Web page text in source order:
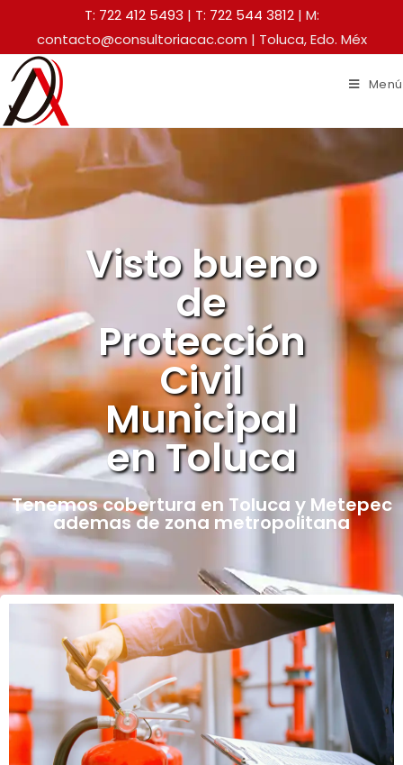
T: 722 412 5493 | T: 722 544 3812| M:
contacto@consultoriacac.com | Toluca, Edo. Méx
Menú
Visto bueno
de
Protección
Civil
Municipal
en Toluca
Tenemos cobertura en Toluca y Metepec
ademas de zona metropolitana